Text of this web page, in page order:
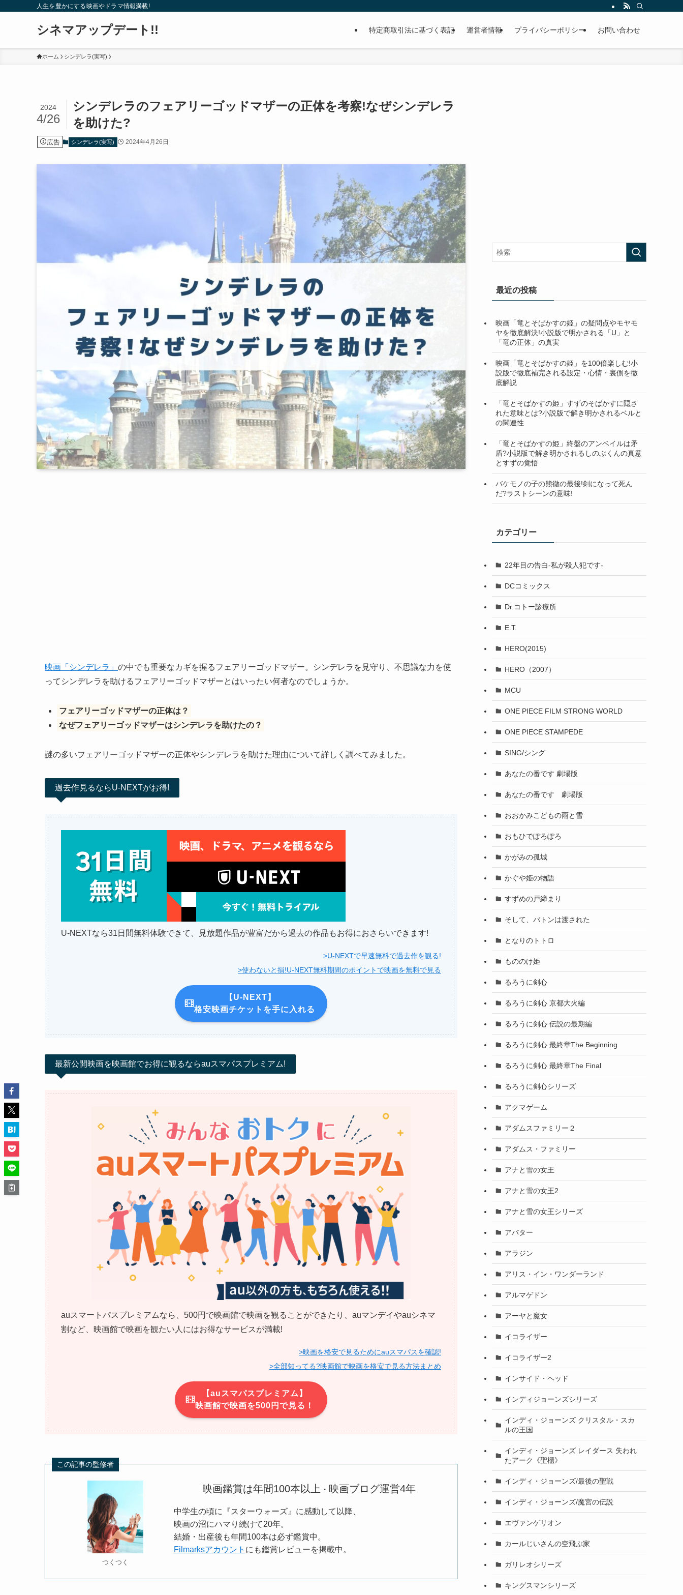
人生を豊かにする映画やドラマ情報満載!
シネマアップデート!! 特定商取引法に基づく表記 運営者情報 プライバシーポリシー お問い合わせ
ホーム シンデレラ(実写)
シンデレラのフェアリーゴッドマザーの正体を考察!なぜシンデレラ
を助けた?
2024
4/26
広告 シンデレラ(実写) 2024年4月26日
映画「シンデレラ」 の中でも重要なカギを握るフェアリーゴッドマザー。シンデレラを見守り、不思議な力を使
ってシンデレラを助けるフェアリーゴッドマザーとはいったい何者なのでしょうか。
フェアリーゴッドマザーの正体は？
なぜフェアリーゴッドマザーはシンデレラを助けたの？
謎の多いフェアリーゴッドマザーの正体やシンデレラを助けた理由について詳しく調べてみました。
過去作見るならU-NEXTがお得!
U-NEXTなら31日間無料体験できて、見放題作品が豊富だから過去の作品もお得におさらいできます!
>U-NEXTで早速無料で過去作を観る!
>使わないと損!U-NEXT無料期間のポイントで映画を無料で見る
【U-NEXT】
格安映画チケットを手に入れる
最新公開映画を映画館でお得に観るならauスマパスプレミアム!
auスマートパスプレミアムなら、500円で映画館で映画を観ることができたり、auマンデイやauシネマ
割など、映画館で映画を観たい人にはお得なサービスが満載!
>映画を格安で見るためにauスマパスを確認!
>全部知ってる?映画館で映画を格安で見る方法まとめ
【auスマパスプレミアム】
映画館で映画を500円で見る！
この記事の監修者
つくつく
映画鑑賞は年間100本以上 ・ 映画ブログ運営4年
中学生の頃に『スターウォーズ』に感動して以降、
映画の沼にハマり続けて20年。
結婚・出産後も年間100本は必ず鑑賞中。
Filmarksアカウント にも鑑賞レビューを掲載中。
最近の投稿
映画「竜とそばかすの姫」の疑問点やモヤモ
ヤを徹底解決!小説版で明かされる「U」と
「竜の正体」の真実
映画「竜とそばかすの姫」を100倍楽しむ!小
説版で徹底補完される設定・心情・裏側を徹
底解説
「竜とそばかすの姫」すずのそばかすに隠さ
れた意味とは?小説版で解き明かされるベルと
の関連性
「竜とそばかすの姫」終盤のアンベイルは矛
盾?小説版で解き明かされるしのぶくんの真意
とすずの覚悟
バケモノの子の熊徹の最後!剣になって死ん
だ?ラストシーンの意味!
カテゴリー
22年目の告白-私が殺人犯です-
DCコミックス
Dr.コトー診療所
E.T.
HERO(2015)
HERO（2007）
MCU
ONE PIECE FILM STRONG WORLD
ONE PIECE STAMPEDE
SING/シング
あなたの番です 劇場版
あなたの番です 劇場版
おおかみこどもの雨と雪
おもひでぽろぽろ
かがみの孤城
かぐや姫の物語
すずめの戸締まり
そして、バトンは渡された
となりのトトロ
もののけ姫
るろうに剣心
るろうに剣心 京都大火編
るろうに剣心 伝説の最期編
るろうに剣心 最終章The Beginning
るろうに剣心 最終章The Final
るろうに剣心シリーズ
アクマゲーム
アダムスファミリー２
アダムス・ファミリー
アナと雪の女王
アナと雪の女王2
アナと雪の女王シリーズ
アバター
アラジン
アリス・イン・ワンダーランド
アルマゲドン
アーヤと魔女
イコライザー
イコライザー2
インサイド・ヘッド
インディジョーンズシリーズ
インディ・ジョーンズ クリスタル・スカ
ルの王国
インディ・ジョーンズ レイダース 失われ
たアーク《聖櫃》
インディ・ジョーンズ/最後の聖戦
インディ・ジョーンズ/魔宮の伝説
エヴァンゲリオン
カールじいさんの空飛ぶ家
ガリレオシリーズ
キングスマンシリーズ